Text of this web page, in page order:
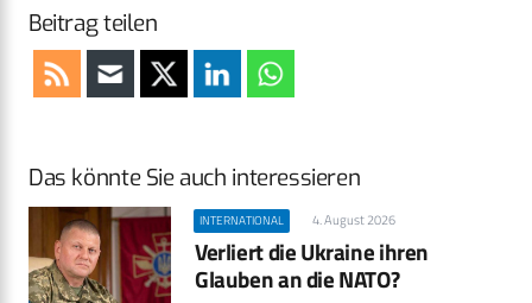
Beitrag teilen
Das könnte Sie auch interessieren
INTERNATIONAL 4. August 2026
Verliert die Ukraine ihren
Glauben an die NATO?